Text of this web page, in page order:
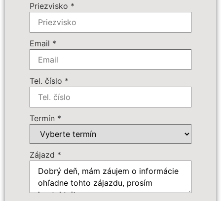
Priezvisko *
Email *
Tel. číslo *
Termín *
Zájazd *
Doplnkové služby:
voľná sedačka v autobuse
miestenka v autobuse
Počet osôb*
Cena zájazdu
Dôležité: